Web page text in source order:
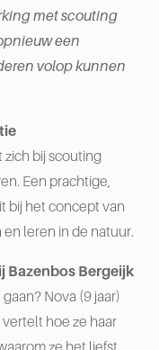
met scouting
een
volop kunnen
bij scouting
Een prachtige,
bij het concept van
leren in de natuur.
Bazenbos Bergeijk
Nova (9 jaar)
hoe ze haar